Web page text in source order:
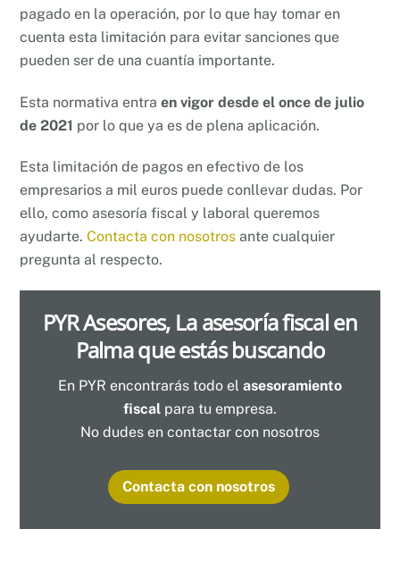
pagado en la operación, por lo que hay tomar en
cuenta esta limitación para evitar sanciones que
pueden ser de una cuantía importante.
Esta normativa entraen vigor desde el once de julio
de 2021 por lo que ya es de plena aplicación.
Esta limitación de pagos en efectivo de los
empresarios a mil euros puede conllevar dudas. Por
ello, como asesoría fiscal y laboral queremos
ayudarte.Contacta con nosotros ante cualquier
pregunta al respecto.
PYR Asesores, La asesoría fiscal en
Palma que estás buscando
En PYR encontrarás todo el asesoramiento
fiscal para tu empresa.
No dudes en contactar con nosotros
Contacta con nosotros